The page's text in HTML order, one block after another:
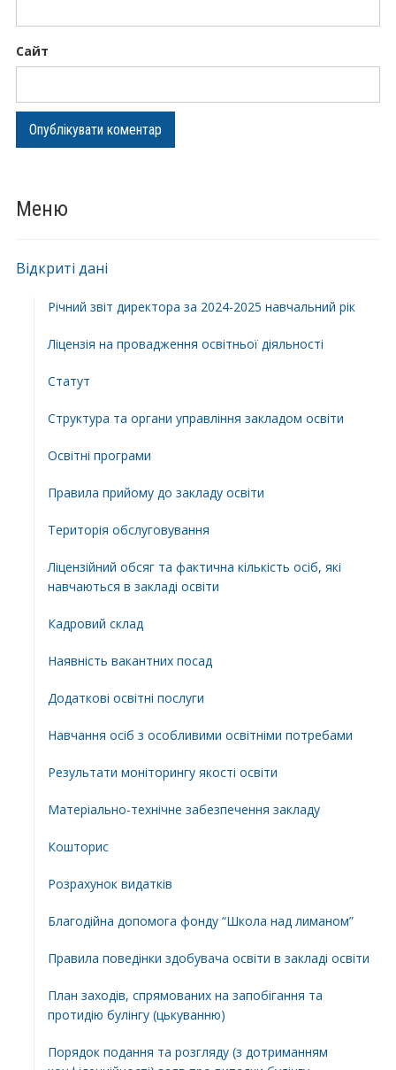
Меню
Відкриті дані
Річний звіт директора за 2024-2025 навчальний рік
Ліцензія на провадження освітньої діяльності
Статут
Структура та органи управління закладом освіти
Освiтнi програми
Правила прийому до закладу освіти
Територiя обслуговування
Ліцензійний обсяг та фактична кількість осіб, які
навчаються в закладі освіти
Кадровий склад
Наявність вакантних посад
Додатковi освiтнi послуги
Навчання осіб з особливими освітніми потребами
Результати моніторингу якості освіти
Матеріально-технічне забезпечення закладу
Кошторис
Розрахунок видатків
Благодійна допомога фонду “Школа над лиманом”
Правила поведінки здобувача освіти в закладі освіти
План заходів, спрямованих на запобігання та
протидію булінгу (цькуванню)
Порядок подання та розгляду (з дотриманням
Сайт